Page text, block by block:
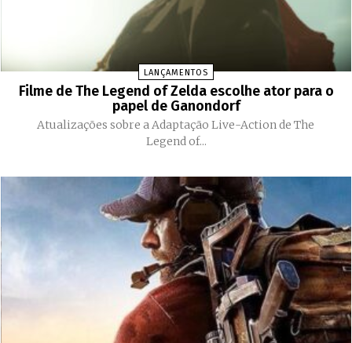
LANÇAMENTOS
Filme de The Legend of Zelda escolhe ator para o
papel de Ganondorf
Atualizações sobre a Adaptação Live-Action de The
Legend of...